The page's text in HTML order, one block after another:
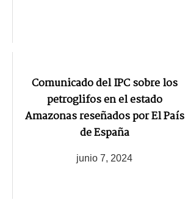
Comunicado del IPC sobre los
petroglifos en el estado
Amazonas reseñados por El País
de España
junio 7, 2024